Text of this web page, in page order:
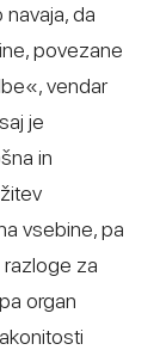
da
povezane
vendar
je
in
vsebine, pa
za
organ